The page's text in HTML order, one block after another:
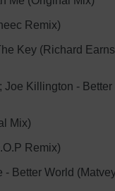
Remix)
Key (Richard
Joe Killington - Better
Mix)
Remix)
- Better World